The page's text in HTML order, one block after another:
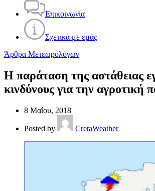
Επικοινωνία
Σχετικά με εμάς
Άρθρα Μετεωρολόγων
Η παράταση της αστάθειας
κινδύνους για την αγροτική
8 Μαΐου, 2018
Posted by CretaWeather